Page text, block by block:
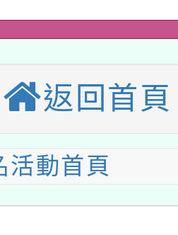
長研習實施計
融平台-教案
簡章
民及學前教育
19疫苗接
眾」措施，延
口腔健康促進
2份，請協助
宣導
月22日(星期六
廟祈福系列
航」
園地景藝術
園藝術巡演
部國民及學前
返回首頁
活動首頁